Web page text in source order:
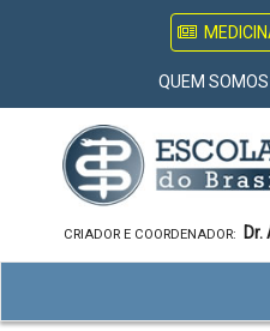
QUEM SOMOS
CRIADOR E COORDENADOR: